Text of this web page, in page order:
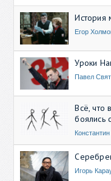
История
Егор
Уроки
Павел
Всё, что
боялись
Игорь